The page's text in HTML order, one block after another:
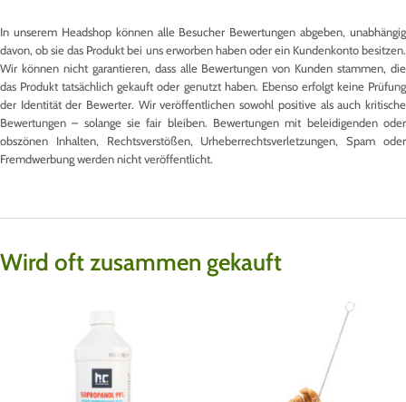
In unserem Headshop können alle Besucher Bewertungen abgeben, unabhängig
davon, ob sie das Produkt bei uns erworben haben oder ein Kundenkonto besitzen.
Wir können nicht garantieren, dass alle Bewertungen von Kunden stammen, die
das Produkt tatsächlich gekauft oder genutzt haben. Ebenso erfolgt keine Prüfung
der Identität der Bewerter. Wir veröffentlichen sowohl positive als auch kritische
Bewertungen – solange sie fair bleiben. Bewertungen mit beleidigenden oder
obszönen Inhalten, Rechtsverstößen, Urheberrechtsverletzungen, Spam oder
Fremdwerbung werden nicht veröffentlicht.
Wird oft zusammen gekauft